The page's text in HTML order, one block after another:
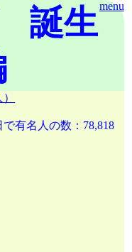
menu
誕生
有名人の数：78,818